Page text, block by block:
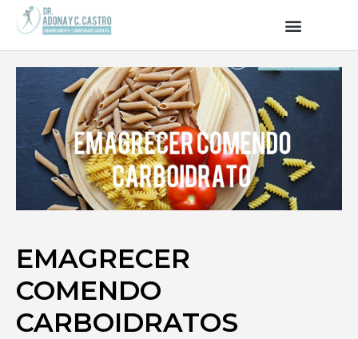
EMAGRECER
COMENDO
CARBOIDRATOS